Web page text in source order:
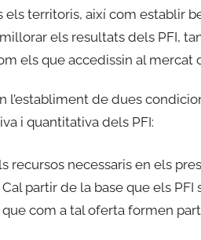
territoris, així com establir
els resultats dels PFI,
els que accedissin al mercat
l’establiment de dues
i quantitativa dels PFI:
recursos necessaris en els
partir de la base que els
com a tal oferta formen